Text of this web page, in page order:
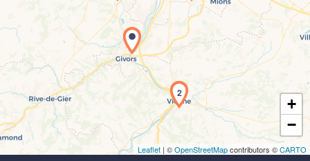
Chargement de la carte en cours...
2
+
−
Leaflet | ©OpenStreetMapcontributors ©CARTO